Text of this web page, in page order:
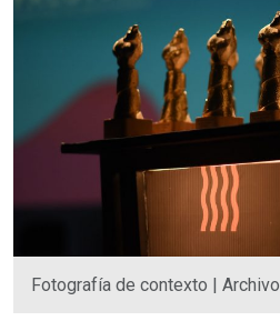
Fotografía de contexto | Archivo